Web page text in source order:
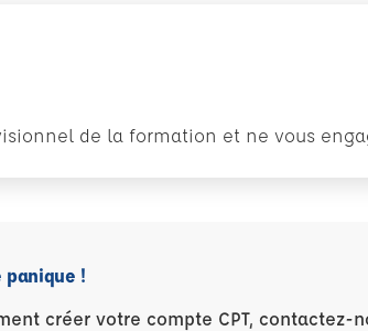
de la formation et ne vous
panique !
créer votre compte CPT, contactez-